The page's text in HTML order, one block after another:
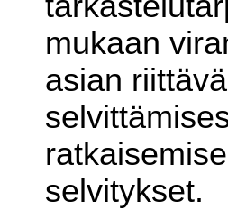
mukaan
asian
selvitykset.